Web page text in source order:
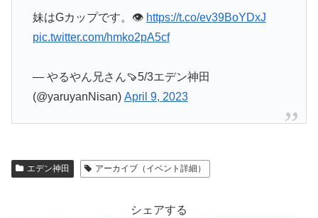
妹はGカップです。👁 https://t.co/ev39BoYDxJ
pic.twitter.com/hmko2pA5cf
— やるやん兄さん🍠5/3エデン神田
(@yaruyanNisan) April 9, 2023
エデン神田 アーカイブ（イベント詳細）
シェアする